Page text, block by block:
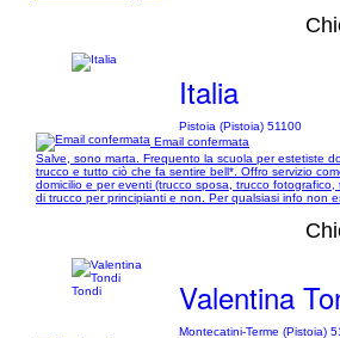
Italia
Pistoia (Pistoia) 51100
Email confermata
Salve, sono marta. Frequento la scuola per estetiste
trucco e tutto ciò che fa sentire bell*. Offro servizio
domicilio e per eventi (trucco sposa, trucco fotografico,
di trucco per principianti e non. Per qualsiasi info non
Valentina
Montecatini-Terme (Pistoia)